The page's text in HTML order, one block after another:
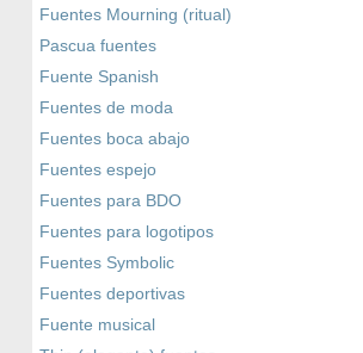
Fuentes Mourning (ritual)
Pascua fuentes
Fuente Spanish
Fuentes de moda
Fuentes boca abajo
Fuentes espejo
Fuentes para BDO
Fuentes para logotipos
Fuentes Symbolic
Fuentes deportivas
Fuente musical